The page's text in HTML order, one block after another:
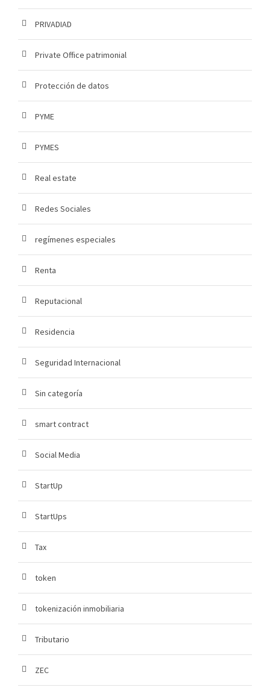
PRIVADIAD
Private Office patrimonial
Protección de datos
PYME
PYMES
Real estate
Redes Sociales
regímenes especiales
Renta
Reputacional
Residencia
Seguridad Internacional
Sin categoría
smart contract
Social Media
StartUp
StartUps
Tax
token
tokenización inmobiliaria
Tributario
ZEC